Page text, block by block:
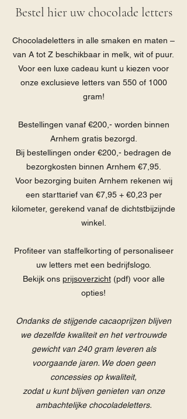
Bestel hier uw chocolade letters
Chocoladeletters in alle smaken en maten –
van A tot Z beschikbaar in melk, wit of puur.
Voor een luxe cadeau kunt u kiezen voor
onze exclusieve letters van 550 of 1000
gram!
Bestellingen vanaf €200,- worden binnen
Arnhem gratis bezorgd.
Bij bestellingen onder €200,- bedragen de
bezorgkosten binnen Arnhem €7,95.
Voor bezorging buiten Arnhem rekenen wij
een starttarief van €7,95 + €0,23 per
kilometer, gerekend vanaf de dichtstbijzijnde
winkel.
Profiteer van staffelkorting of personaliseer
uw letters met een bedrijfslogo.
Bekijk ons prijsoverzicht(pdf) voor alle
opties!
Ondanks de stijgende cacaoprijzen blijven
we dezelfde kwaliteit en het vertrouwde
gewicht van 240 gram leveren als
voorgaande jaren. We doen geen
concessies op kwaliteit,
zodat u kunt blijven genieten van onze
ambachtelijke chocoladeletters.